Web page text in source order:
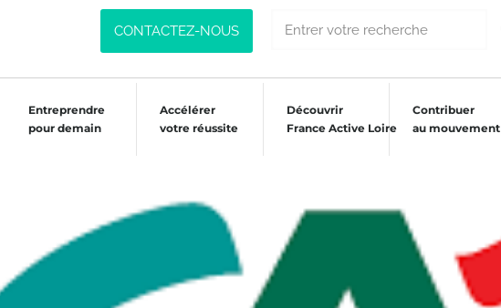
CONTACTEZ-NOUS
Entreprendre
pour demain
Accélérer
votre réussite
Découvrir
France Active Loire
Contribuer
au mouvement